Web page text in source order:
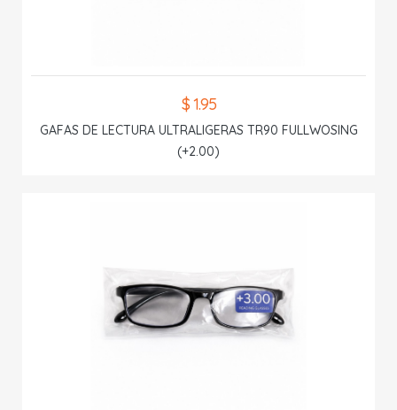
$ 1.95
GAFAS DE LECTURA ULTRALIGERAS TR90 FULLWOSING
(+2.00)